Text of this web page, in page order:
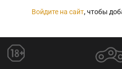
Войдите на сайт, чтобы